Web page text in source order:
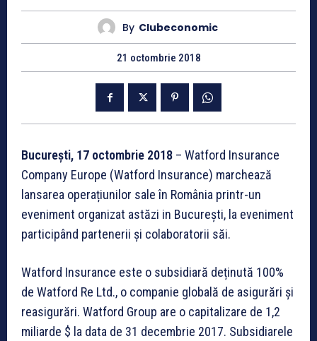
By Clubeconomic
21 octombrie 2018
București, 17 octombrie 2018 – Watford Insurance
Company Europe (Watford Insurance) marchează
lansarea operațiunilor sale în România printr-un
eveniment organizat astăzi in București, la eveniment
participând partenerii și colaboratorii săi.
Watford Insurance este o subsidiară deținută 100%
de Watford Re Ltd., o companie globală de asigurări și
reasigurări. Watford Group are o capitalizare de 1,2
miliarde $ la data de 31 decembrie 2017. Subsidiarele